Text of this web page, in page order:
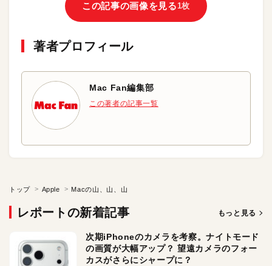
この記事の画像を見る1枚
著者プロフィール
Mac Fan編集部
この著者の記事一覧
トップ Apple Macの山、山、山
レポートの新着記事 もっと見る
次期iPhoneのカメラを考察。ナイトモード
の画質が大幅アップ？ 望遠カメラのフォー
カスがさらにシャープに？